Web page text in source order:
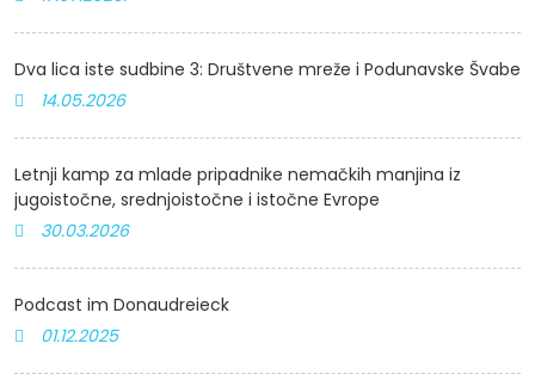
Dva lica iste sudbine 3: Društvene mreže i Podunavske Švabe
14.05.2026
Letnji kamp za mlade pripadnike nemačkih manjina iz
jugoistočne, srednjoistočne i istočne Evrope
30.03.2026
Podcast im Donaudreieck
01.12.2025